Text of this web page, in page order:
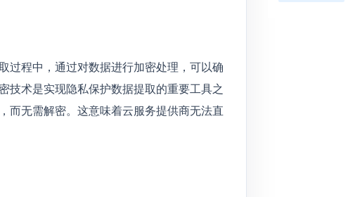
过程中，通过对数据进行加密处理，可以确
技术是实现隐私保护数据提取的重要工具之
而无需解密。这意味着云服务提供商无法直